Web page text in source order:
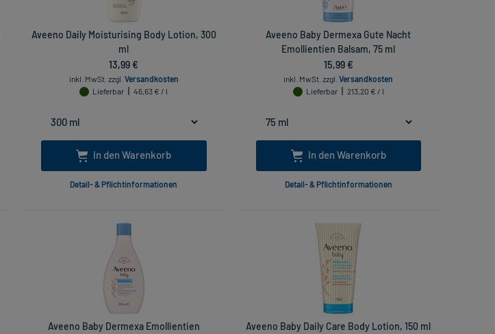
Aveeno Daily Moisturising Body Lotion, 300
ml
13,99 €
inkl. MwSt. zzgl. Versandkosten
Lieferbar
46,63 € / l
In den Warenkorb
Detail- & Pflichtinformationen
Aveeno Baby Dermexa Gute Nacht
Emollientien Balsam, 75 ml
15,99 €
inkl. MwSt. zzgl.Versandkosten
Lieferbar
213,20 € / l
In den Warenkorb
Detail- & Pflichtinformationen
Aveeno Baby Dermexa Emollientien
Aveeno Baby Daily Care Body Lotion, 150 ml